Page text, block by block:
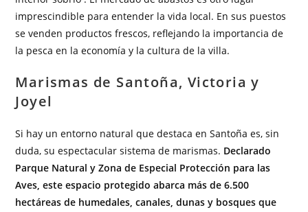
imprescindible para entender la vida local. En sus puestos
se venden productos frescos, reflejando la importancia de
la pesca en la economía y la cultura de la villa.
Marismas de Santoña, Victoria y
Joyel
Si hay un entorno natural que destaca en Santoña es, sin
duda, su espectacular sistema de marismas. Declarado
Parque Natural y Zona de Especial Protección para las
Aves, este espacio protegido abarca más de 6.500
hectáreas de humedales, canales, dunas y bosques que